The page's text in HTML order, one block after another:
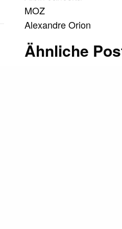
MOZ
Alexandre Orion
Ähnliche